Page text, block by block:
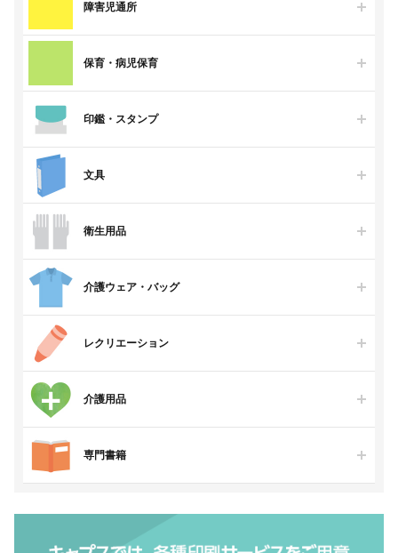
障害児通所
保育・病児保育
印鑑・スタンプ
文具
衛生用品
介護ウェア・バッグ
レクリエーション
介護用品
専門書籍